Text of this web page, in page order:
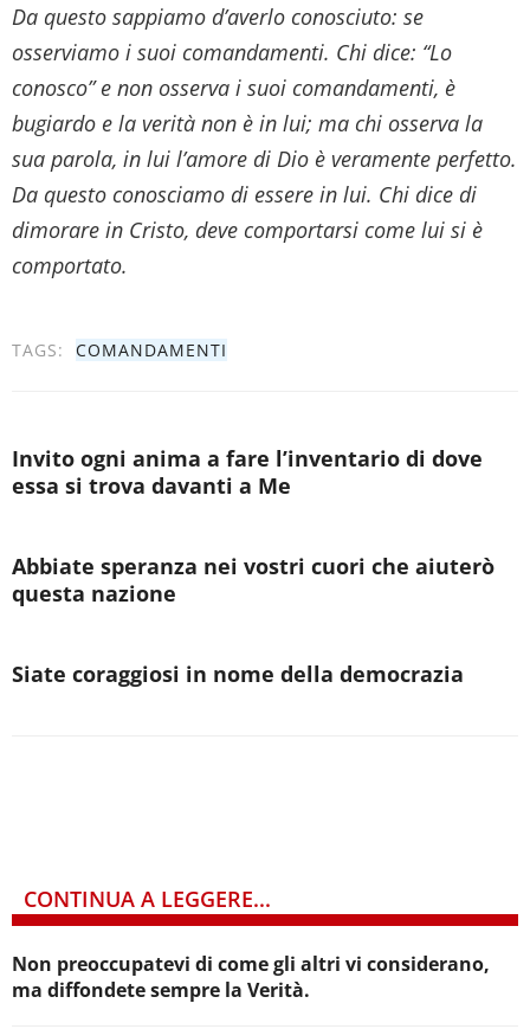
Da questo sappiamo d’averlo conosciuto: se
osserviamo i suoi comandamenti. Chi dice: “Lo
conosco” e non osserva i suoi comandamenti, è
bugiardo e la verità non è in lui; ma chi osserva la
sua parola, in lui l’amore di Dio è veramente perfetto.
Da questo conosciamo di essere in lui. Chi dice di
dimorare in Cristo, deve comportarsi come lui si è
comportato.
TAGS: COMANDAMENTI
Invito ogni anima a fare l’inventario di dove
essa si trova davanti a Me
Abbiate speranza nei vostri cuori che aiuterò
questa nazione
Siate coraggiosi in nome della democrazia
CONTINUA A LEGGERE...
Non preoccupatevi di come gli altri vi considerano,
ma diffondete sempre la Verità.